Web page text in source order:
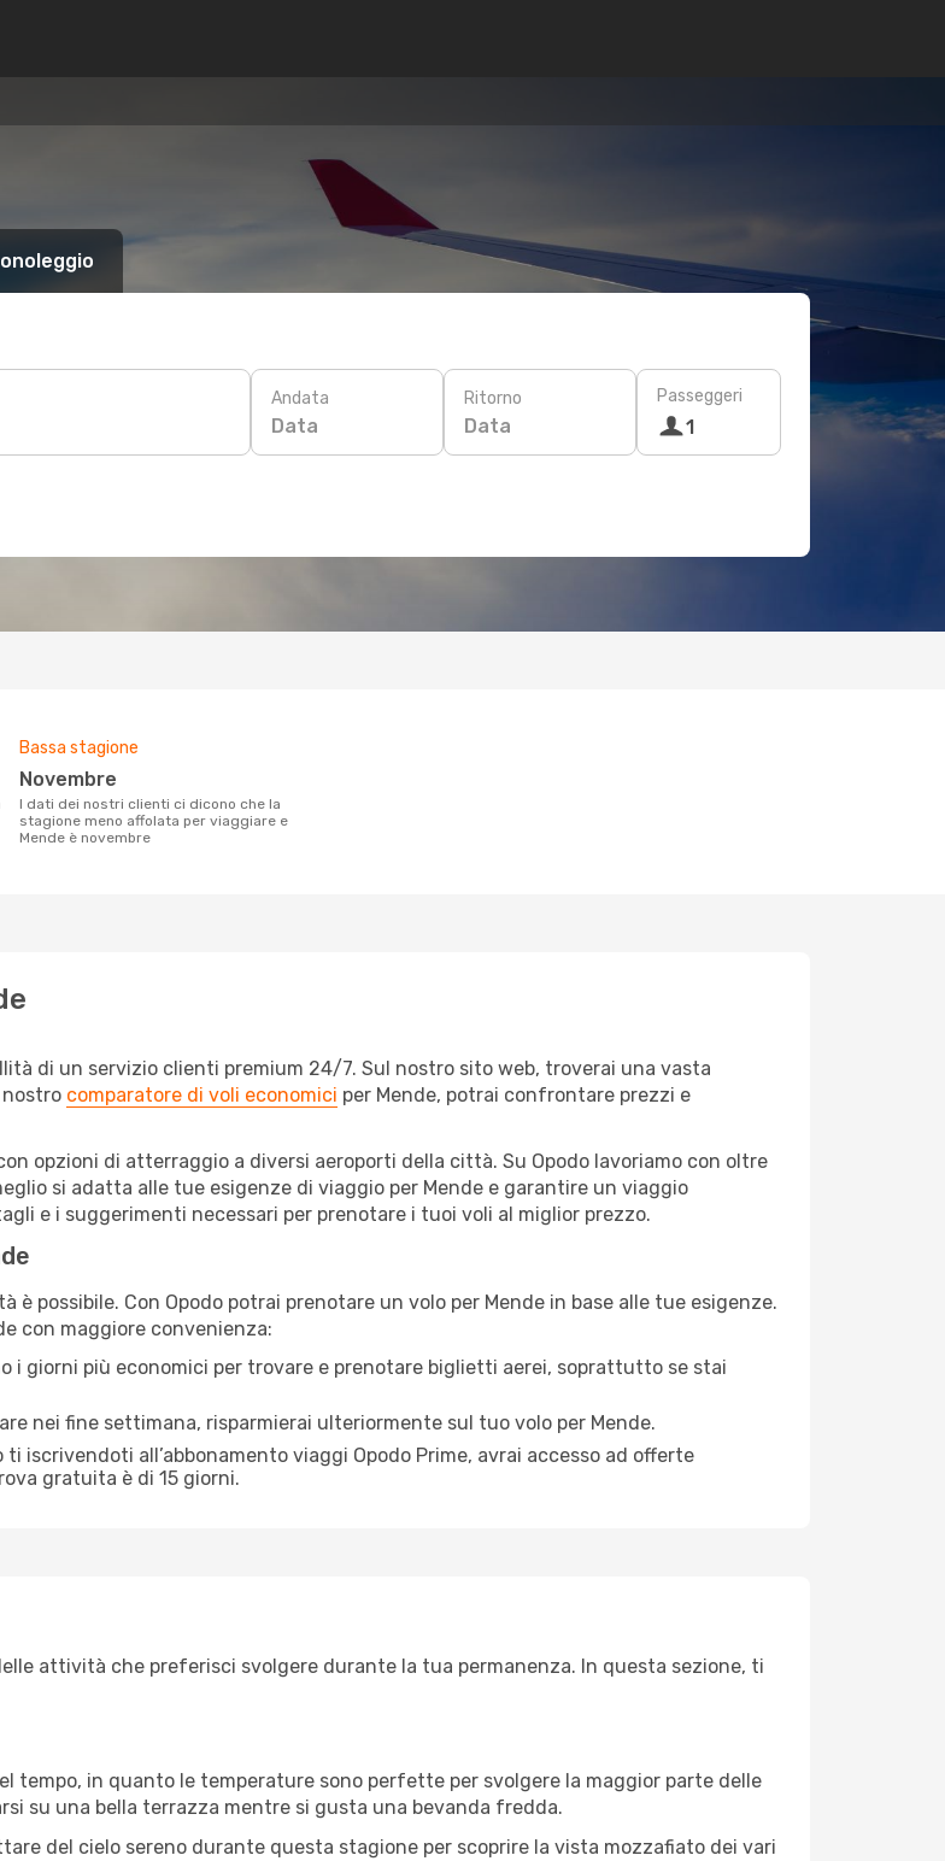
Andata
Data
Ritorno
Data
Passeggeri
1
Bassa stagione
novembre
I dati dei nostri clienti ci dicono che la
stagione meno affolata per viaggiare e
Mende è novembre
di un servizio clienti premium 24/7. Sul nostro sito web, troverai una vasta
nostro comparatore di voli economici per Mende, potrai confrontare prezzi e
opzioni di atterraggio a diversi aeroporti della città. Su Opodo lavoriamo con oltre
si adatta alle tue esigenze di viaggio per Mende e garantire un viaggio
e i suggerimenti necessari per prenotare i tuoi voli al miglior prezzo.
possibile. Con Opodo potrai prenotare un volo per Mende in base alle tue esigenze.
con maggiore convenienza:
i giorni più economici per trovare e prenotare biglietti aerei, soprattutto se stai
nei fine settimana, risparmierai ulteriormente sul tuo volo per Mende.
ti iscrivendoti all’abbonamento viaggi Opodo Prime, avrai accesso ad offerte
gratuita è di 15 giorni.
attività che preferisci svolgere durante la tua permanenza. In questa sezione, ti
tempo, in quanto le temperature sono perfette per svolgere la maggior parte delle
su una bella terrazza mentre si gusta una bevanda fredda.
del cielo sereno durante questa stagione per scoprire la vista mozzafiato dei vari